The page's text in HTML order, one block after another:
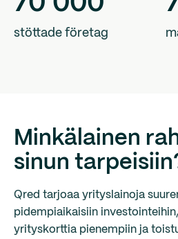
stöttade företag
Minkälainen
sinun
Qred tarjoaa yrityslainoja
pidempiaikaisiin
yrityskorttia pienempiin ja